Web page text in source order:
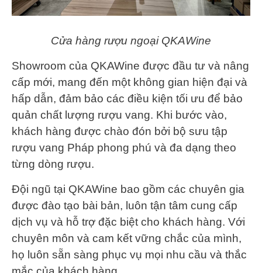
Cửa hàng rượu ngoại QKAWine
Showroom của QKAWine được đầu tư và nâng
cấp mới, mang đến một không gian hiện đại và
hấp dẫn, đảm bảo các điều kiện tối ưu để bảo
quản chất lượng rượu vang. Khi bước vào,
khách hàng được chào đón bởi bộ sưu tập
rượu vang Pháp phong phú và đa dạng theo
từng dòng rượu.
Đội ngũ tại QKAWine bao gồm các chuyên gia
được đào tạo bài bản, luôn tận tâm cung cấp
dịch vụ và hỗ trợ đặc biệt cho khách hàng. Với
chuyên môn và cam kết vững chắc của mình,
họ luôn sẵn sàng phục vụ mọi nhu cầu và thắc